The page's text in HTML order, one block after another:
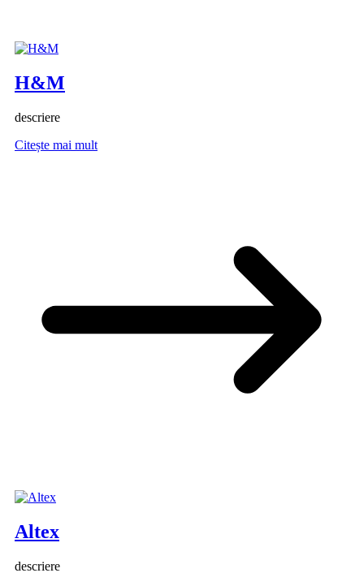
H&M
descriere
Citește mai mult
Altex
descriere